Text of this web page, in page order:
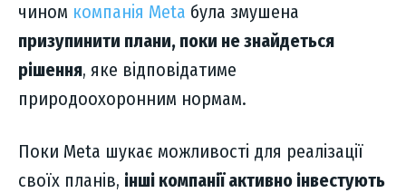
чином компанія Meta була змушена
призупинити плани, поки не знайдеться
рішення, яке відповідатиме
природоохоронним нормам.
Поки Meta шукає можливості для реалізації
своїх планів, інші компанії активно інвестують